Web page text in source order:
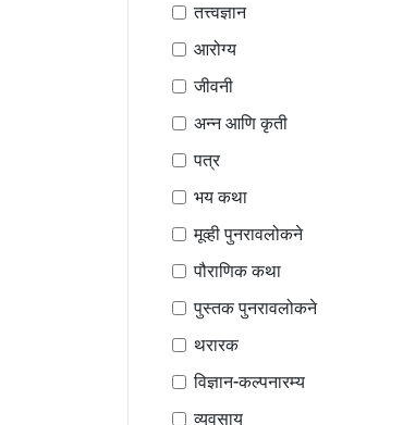
तत्त्वज्ञान
आरोग्य
जीवनी
अन्न आणि कृती
पत्र
भय कथा
मूव्ही पुनरावलोकने
पौराणिक कथा
पुस्तक पुनरावलोकने
थरारक
विज्ञान-कल्पनारम्य
व्यवसाय